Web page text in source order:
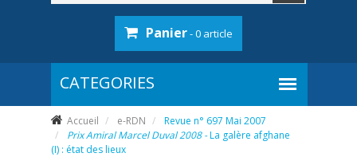
Panier- 0 article
Accueil e-RDN
Revue n° 697 Mai 2007
Prix Amiral Marcel Duval 2008 -La galère afghane
(I) : état des lieux